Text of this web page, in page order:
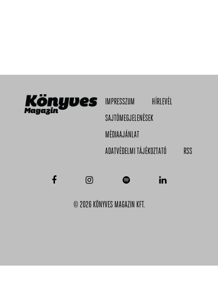
IMPRESSZUM
HÍRLEVÉL
SAJTÓMEGJELENÉSEK
MÉDIAAJÁNLAT
ADATVÉDELMI TÁJÉKOZTATÓ
RSS
© 2026 KÖNYVES MAGAZIN KFT.